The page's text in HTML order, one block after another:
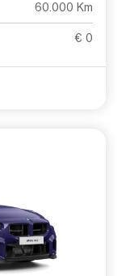
60.000 Km
€ 0